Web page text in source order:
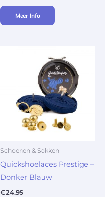
Meer Info
Schoenen & Sokken
Quickshoelaces Prestige –
Donker Blauw
€24.95